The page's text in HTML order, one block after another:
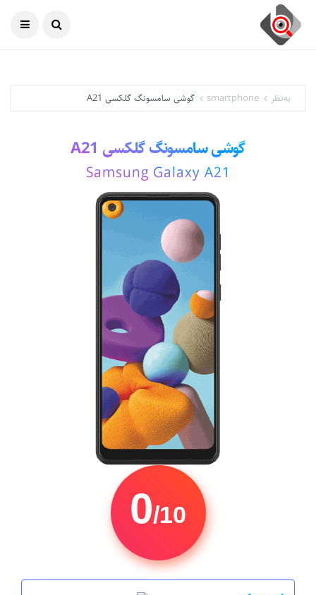
به‌نظر smartphone گوشی سامسونگ گلکسی A21
گوشی سامسونگ گلکسی A21
Samsung Galaxy A21
0/10